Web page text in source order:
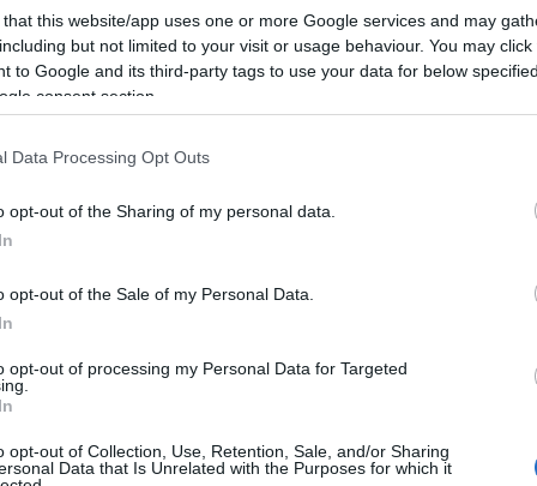
that this website/app uses one or more Google services and may
but not limited to your visit or usage behaviour. You may
to Google and its third-party tags to use your data for below
consent section.
Data Processing Opt Outs
opt-out of the Sharing of my personal data.
opt-out of the Sale of my Personal Data.
opt-out of processing my Personal Data for Targeted
opt-out of Collection, Use, Retention, Sale, and/or Sharing
Data that Is Unrelated with the Purposes for which it
σου που πριν από λίγες εβδομάδες
σε συνδυασμό με την πρόσφατη εγκατάσταση
συνδεθείς ταχύτατα για το πρώτο online
σας θυμίζει το ξεκίνημα και της
να είναι ηλεκτρονικό ρολόι, αντί για το
είναι από λαμπτήρες αλογόνου και να
σας. Όμως, σαν πολίτες του 21
αιώνα, είναι
μια πλημμυρίδα προϊόντων και
και προστατεύουν τη ζωή σας.
ποτέ από το μυαλό σας απολαμβάνοντας τα,
οι συναρπαστικές (ενίοτε τρομακτικές)